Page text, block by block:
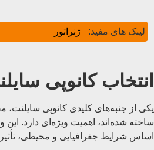
لینک های مفید: ژنراتور
انتخاب کانوپی
یکی از جنبه‌های کلیدی کانوپی
ساخته شده‌اند، اهمیت ویژه‌ای دارد. این
اساس شرایط جغرافیایی و محیطی،